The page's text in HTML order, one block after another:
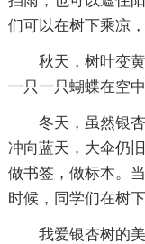
们可以在树下乘凉
秋天，树叶变
一只一只蝴蝶在空中
冬天，虽然银
冲向蓝天，大伞仍
做书签，做标本。
时候，同学们在树
我爱银杏树的